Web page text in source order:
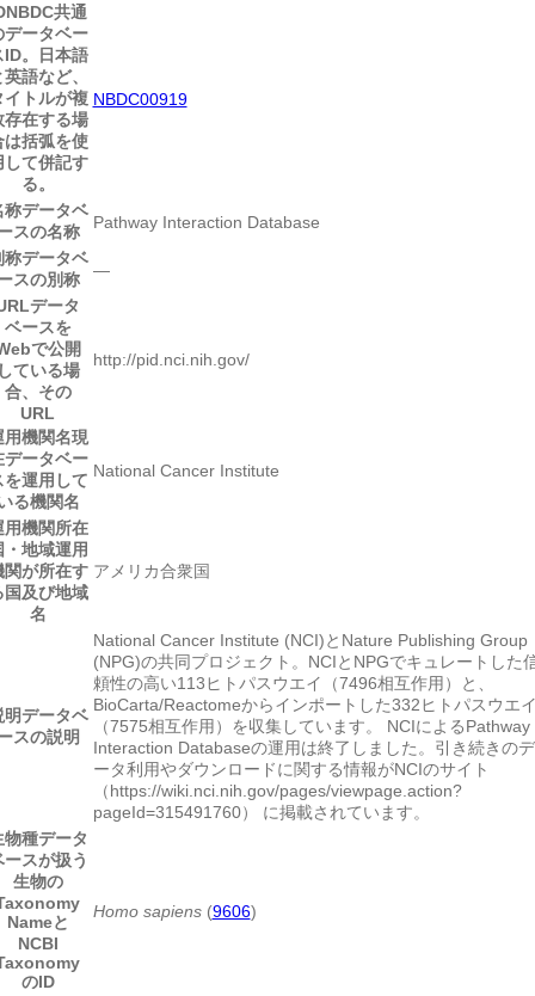
NBDC共通
データベー
ID。日本語
語など、
イトルが複
存在する場
は括弧を使
して併記す
る。
NBDC00919
称データベ
スの名称
Pathway Interaction Database
称データベ
スの別称
―
データ
ベースを
で公開
ている場
合、その
URL
http://pid.nci.nih.gov/
用機関名現
データベー
を運用して
る機関名
National Cancer Institute
用機関所在
・地域運用
関が所在す
国及び地域
名
アメリカ合衆国
明データベ
スの説明
National Cancer Institute (NCI)とNature Publishing Group
(NPG)の共同プロジェクト。NCIとNPGでキュレートした
頼性の高い113ヒトパスウエイ（7496相互作用）と、
BioCarta/Reactomeからインポートした332ヒトパスウエ
（7575相互作用）を収集しています。 NCIによるPathway
Interaction Databaseの運用は終了しました。引き続きのデ
ータ利用やダウンロードに関する情報がNCIのサイト
（https://wiki.nci.nih.gov/pages/viewpage.action?
pageId=315491760） に掲載されています。
物種データ
ースが扱う
生物の
Nameと
NCBI
のID
Homo sapiens(9606)